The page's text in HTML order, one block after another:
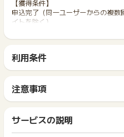
【獲得条件】
申込完了（同一ユーザーからの複
イトを除く）
申込みキャンセル/内容不備/いた
返す場合/無料プレゼント等の施策
が変わる場合
通話無しSIMもしくはWi-Fiセット以
通常用途とは異なる利用方法の場合
※ポイントに関するお問い合わせは、
までお問い合わせください。ポイ
利用条件
サイトに移動してからお申し込み
間に、同じブラウザ（※）で他のサ
ト獲得ができません。
「 申込をしてポイントGET 」ボタ
お買い物利用時で、デバイス・ブ
ト獲得ができません。
注意事項
一部のサービスにつきましては、1
は切り捨てとなります。
ポイント獲得が1ポイント未満のも
サービスの説明